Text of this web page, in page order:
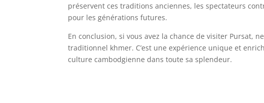
préservent ces traditions anciennes, les spectateurs
pour les générations futures.
En conclusion, si vous avez la chance de visiter Pursat,
traditionnel khmer. C’est une expérience unique et
culture cambodgienne dans toute sa splendeur.